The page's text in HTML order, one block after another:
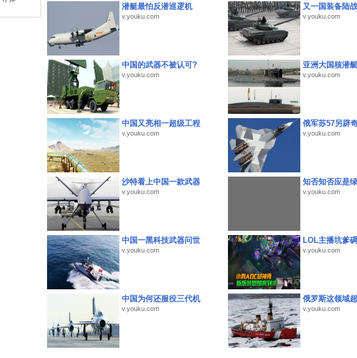
潜艇最怕反潜巡逻机
v.youku.com
又一国装备陆
v.youku.com
中国的武器不被认可?
v.youku.com
亚洲大国核潜
v.youku.com
中国又亮相一超级工程
v.youku.com
俄军苏57另辟
v.youku.com
沙特看上中国一款武器
v.youku.com
知否知否应是
v.youku.com
中国一黑科技武器问世
v.youku.com
LOL主播坑爹
v.youku.com
中国为何还服役三代机
v.youku.com
俄罗斯这领域
v.youku.com